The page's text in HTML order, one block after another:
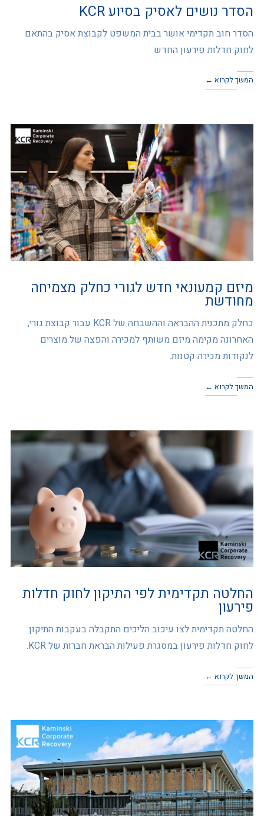
הסדר נושים לאסיק בסיוע KCR
הסדר חוב תקדימי אושר בבית המשפט לקבוצת אסיק בהתאם
לחוק חדלות פירעון החדש
המשך לקרוא ←
מיזם קמעונאי חדש לגורי כחלק מצמיחה
מחודשת
כחלק מתכנית ההבראה וההשבחה של KCR עבור קבוצת גורי,
האחרונה מקימה מיזם משותף למכירה והפצה של מוצרים
לנקודות מכירה קטנות.
המשך לקרוא ←
החלטה תקדימית לפי התיקון לחוק חדלות
פירעון
החלטה תקדימית לצו עיכוב הליכים התקבלה בעקבות התיקון
לחוק חדלות פירעון במסגרת פעילות הבראת חברות של KCR.
המשך לקרוא ←